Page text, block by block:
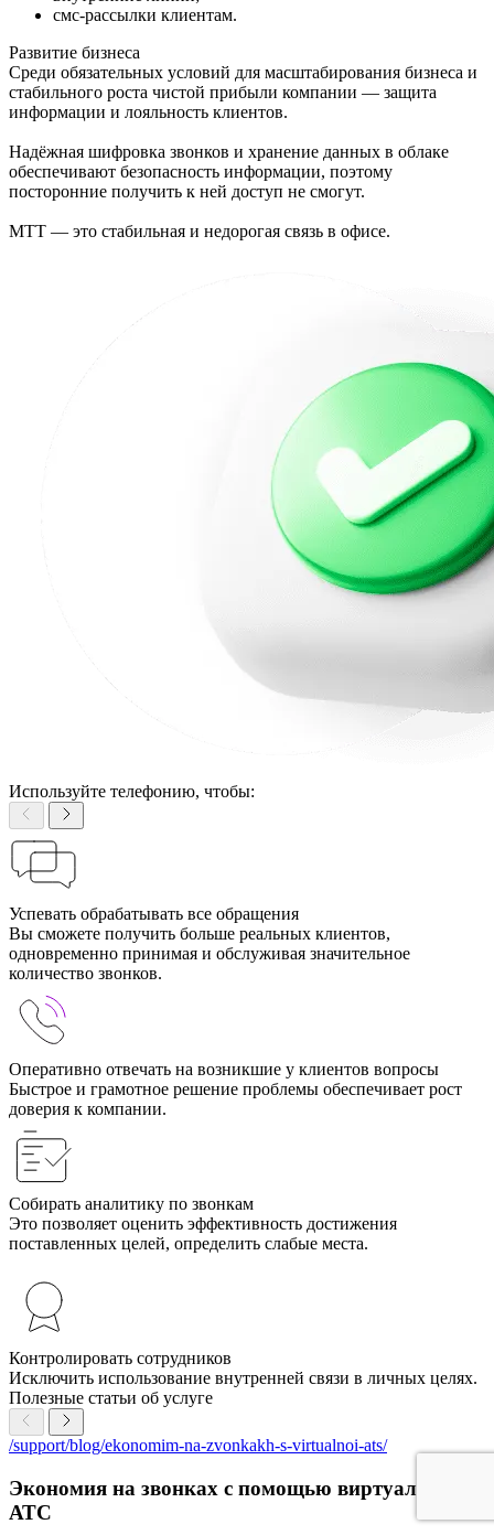
смс-рассылки клиентам.
Развитие бизнеса
Среди обязательных условий для масштабирования бизнеса и
стабильного роста чистой прибыли компании — защита
информации и лояльность клиентов.
Надёжная шифровка звонков и хранение данных в облаке
обеспечивают безопасность информации, поэтому
посторонние получить к ней доступ не смогут.
МТТ — это стабильная и недорогая связь в офисе.
Используйте телефонию, чтобы:
Успевать обрабатывать все обращения
Вы сможете получить больше реальных клиентов,
одновременно принимая и обслуживая значительное
количество звонков.
Оперативно отвечать на возникшие у клиентов вопросы
Быстрое и грамотное решение проблемы обеспечивает рост
доверия к компании.
Собирать аналитику по звонкам
Это позволяет оценить эффективность достижения
поставленных целей, определить слабые места.
Контролировать сотрудников
Исключить использование внутренней связи в личных целях.
Полезные статьи об услуге
/support/blog/ekonomim-na-zvonkakh-s-virtualnoi-ats/
Экономия на звонках с помощью виртуальной
АТС